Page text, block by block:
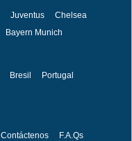
Juventus
Chelsea
Bayern Munich
Bresil
Portugal
Contáctenos
F.A.Qs